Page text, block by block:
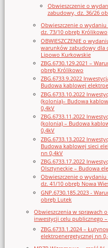
Obwieszczenie o
zabudowy, dz. 36/26
Obwieszczenie o
dz. 73/10 obręb Królikowo
OBWIESZCZENIE o
warunków zabudowy dla
Lipowo Kurkowskie
ZBG.6730.129.2021 –
obręb Królikowo
ZBG.6733.9.2022
Budowa kablowej
ZBG.6733.10.2022
(kolonia)– Budowa
0,4kV
ZBG.6733.11.2022
(kolonia) – Budowa
0,4kV
ZBG.6733.13.2022
Budowa kablowej sieci
nn 0,4kV
ZBG.6733.17.2022
Olsztyneckie – Budowa
Obwieszczenie o
dz. 41/10 obręb Nowa
GNP.6730.185.2023 -
obręb Lutek
Obwieszczenia w sprawach
inwestycji celu publicznego
ZBG.6733.1.2024 –
elektroenergetycznej nn